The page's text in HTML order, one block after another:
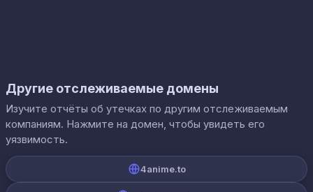
Другие отслеживаемые домены
Изучите отчёты об утечках по другим отслеживаемым
компаниям. Нажмите на домен, чтобы увидеть его
уязвимость.
4anime.to